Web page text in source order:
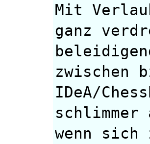
Mit
ganz
zwischen
IDeA/
wenn sich